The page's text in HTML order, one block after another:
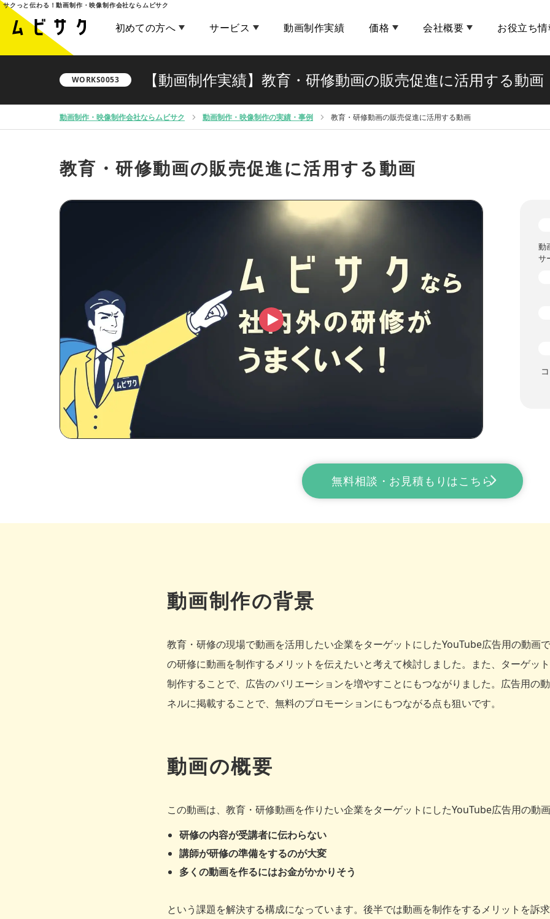
初めての方へ サービス 動画制作実績 価格 会社概要 お役立ち
サクっと伝わる！動画制作・映像制作会社ならムビサク
WORKS0053 【動画制作実績】教育・研修動画の販売促進に活用する動画
動画制作・映像制作会社ならムビサク 動画制作・映像制作の実績・事例 教育・研修動画の販売促進に活用する動画
教育・研修動画の販売促進に活用する動画
動
サ
無料相談・お見積もりはこちら
動画制作の背景
教育・研修の現場で動画を活用したい企業をターゲットにしたYouTube広告用の動画
の研修に動画を制作するメリットを伝えたいと考えて検討しました。また、ターゲッ
制作することで、広告のバリエーションを増やすことにもつながりました。広告用の
ネルに掲載することで、無料のプロモーションにもつながる点も狙いです。
動画の概要
この動画は、教育・研修動画を作りたい企業をターゲットにしたYouTube広告用の動
研修の内容が受講者に伝わらない
講師が研修の準備をするのが大変
多くの動画を作るにはお金がかかりそう
という課題を解決する構成になっています。後半では動画を制作をするメリットを訴